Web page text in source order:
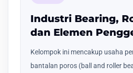
Industri Bearing,
dan Elemen
Kelompok ini mencakup usaha
bantalan poros (ball and roller